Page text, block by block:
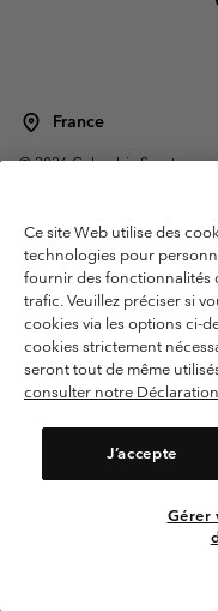
France
©2026Columbia Sportswear
Garanties Légales
Politique
Conditions d'utilisation -
Conditions D'utilisation -
Cookies
Public CBCR
Ce site Web utilise des
technologies pour
fournir des fonctionnalités
trafic. Veuillez préciser si
cookies via les options ci-
cookies strictement
seront tout de même
consulter notre
J’accepte
Gérer
Veuillez
United States
France